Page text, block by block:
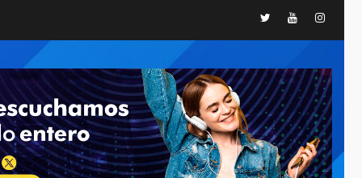
TwitterYoutube
7
Misión Milagro en
Antolín del Campo:
Arrancó la jornada de
Cataratas 2026
REGIONALES
TITULARES
ÚLTIMA HORA
Concejo Municipal de